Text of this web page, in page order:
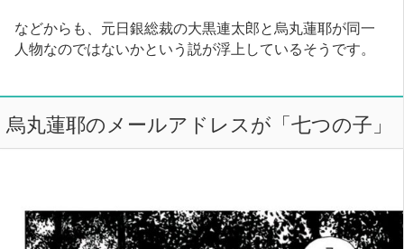
などからも、元日銀総裁の大黒連太郎と烏丸蓮耶が同一
人物なのではないかという説が浮上しているそうです。
烏丸蓮耶のメールアドレスが「七つの子」